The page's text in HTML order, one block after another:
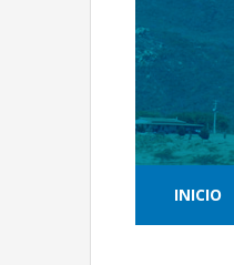
INICIO